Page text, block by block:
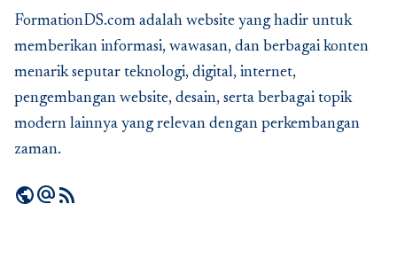
FormationDS.com adalah website yang hadir untuk
memberikan informasi, wawasan, dan berbagai konten
menarik seputar teknologi, digital, internet,
pengembangan website, desain, serta berbagai topik
modern lainnya yang relevan dengan perkembangan
zaman.
publicalternate_emailrss_feed